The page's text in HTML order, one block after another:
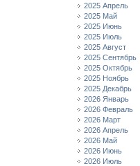
2025 Апрель
2025 Май
2025 Июнь
2025 Июль
2025 Август
2025 Сентябрь
2025 Октябрь
2025 Ноябрь
2025 Декабрь
2026 Январь
2026 Февраль
2026 Март
2026 Апрель
2026 Май
2026 Июнь
2026 Июль